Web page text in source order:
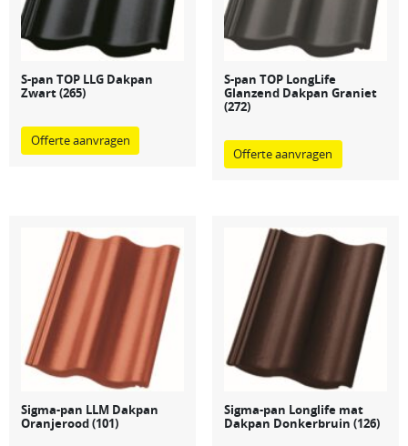
S-pan TOP LLG Dakpan
Zwart (265)
Offerte aanvragen
S-pan TOP LongLife
Glanzend Dakpan Graniet
(272)
Offerte aanvragen
Sigma-pan LLM Dakpan
Oranjerood (101)
Sigma-pan Longlife mat
Dakpan Donkerbruin (126)